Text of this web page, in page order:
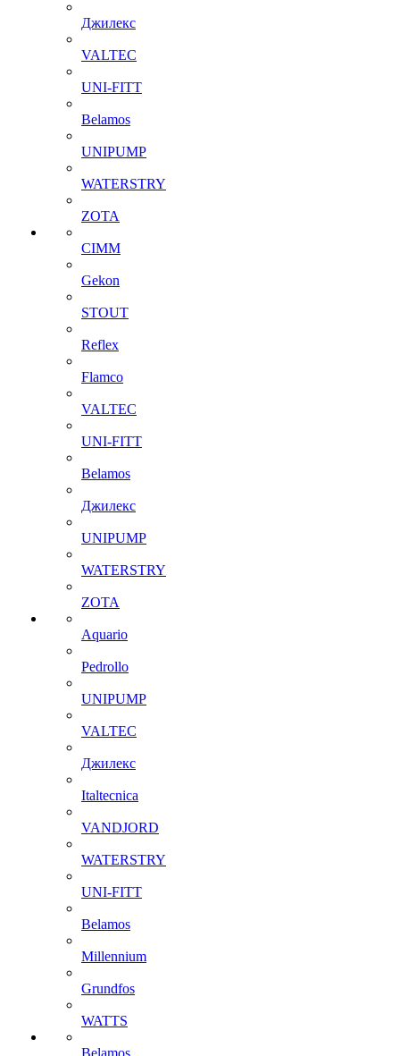
Джилекс
VALTEC
UNI-FITT
Belamos
UNIPUMP
WATERSTRY
ZOTA
CIMM
Gekon
STOUT
Reflex
Flamco
VALTEC
UNI-FITT
Belamos
Джилекс
UNIPUMP
WATERSTRY
ZOTA
Aquario
Pedrollo
UNIPUMP
VALTEC
Джилекс
Italtecnica
VANDJORD
WATERSTRY
UNI-FITT
Belamos
Millennium
Grundfos
WATTS
Belamos